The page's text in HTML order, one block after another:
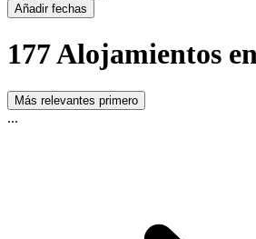
Añadir fechas
177 Alojamientos
Más relevantes primero
...